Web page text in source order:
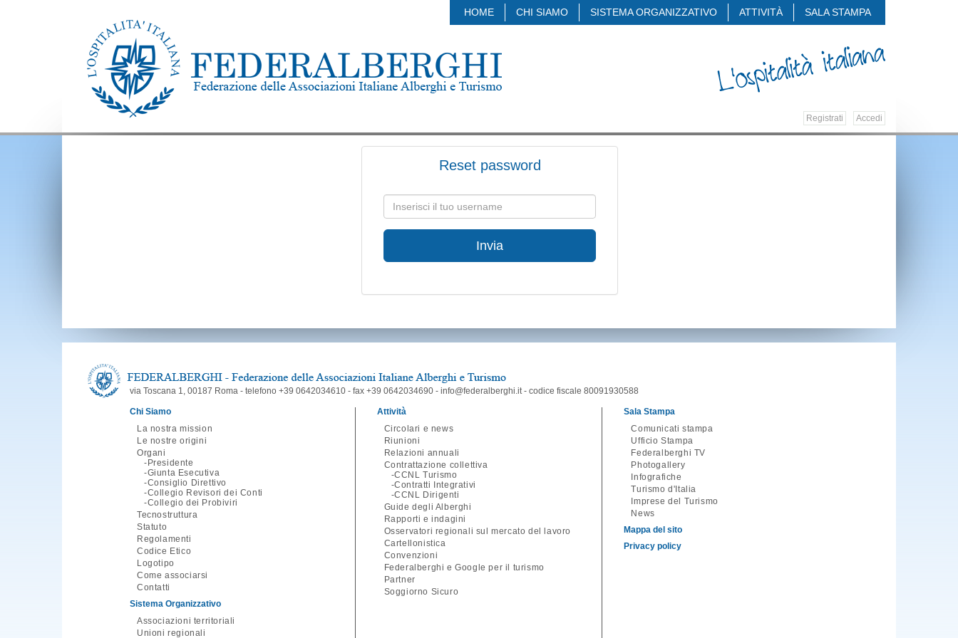
HOME CHI SIAMO SISTEMA ORGANIZZATIVO ATTIVITÀ SALA STAMPA
Registrati Accedi
Reset password
via Toscana 1, 00187 Roma - telefono +39 0642034610 - fax +39 0642034690 - info@federalberghi.it - codice fiscale 80091930588
Chi Siamo
La nostra mission
Le nostre origini
Organi
Presidente
Giunta Esecutiva
Consiglio Direttivo
Collegio Revisori dei Conti
Collegio dei Probiviri
Tecnostruttura
Statuto
Regolamenti
Codice Etico
Logotipo
Come associarsi
Contatti
Sistema Organizzativo
Associazioni territoriali
Unioni regionali
Attività
Circolari e news
Riunioni
Relazioni annuali
Contrattazione collettiva
CCNL Turismo
Contratti Integrativi
CCNL Dirigenti
Guide degli Alberghi
Rapporti e indagini
Osservatori regionali sul mercato del lavoro
Cartellonistica
Convenzioni
Federalberghi e Google per il turismo
Partner
Soggiorno Sicuro
Sala Stampa
Comunicati stampa
Ufficio Stampa
Federalberghi TV
Photogallery
Infografiche
Turismo d'Italia
Imprese del Turismo
News
Mappa del sito
Privacy policy